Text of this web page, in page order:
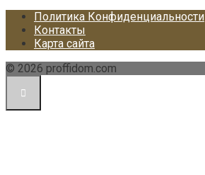
Политика Конфиденциальности
Контакты
Карта сайта
© 2026 proffidom.com